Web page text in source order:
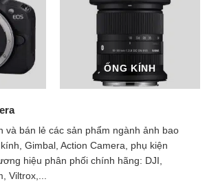
ỐNG KÍNH
và bán lẻ các sản phẩm ngành ảnh bao
Gimbal, Action Camera, phụ kiện
hiệu phân phối chính hãng: DJI,
Viltrox,...